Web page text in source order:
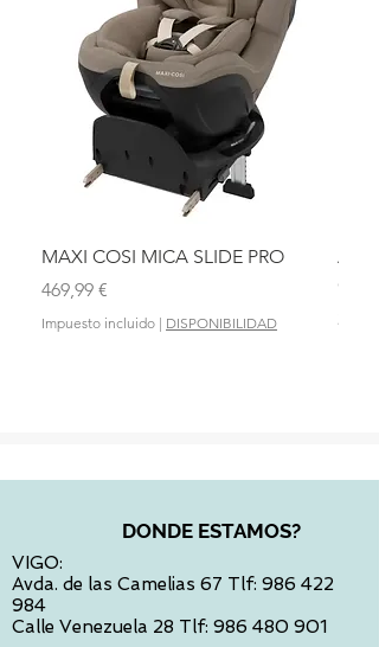
MAXI COSI MICA SLIDE PRO
Precio
469,99 €
Impuesto incluido | DISPONIBILIDAD
DONDE ESTAMOS?
VIGO:
Avda. de las Camelias 67 Tlf: 986 422
984
Calle Venezuela 28 Tlf: 986 480 901